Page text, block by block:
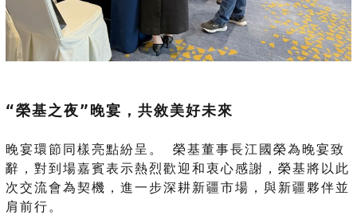
“榮基之夜”晚宴，共敘美好未來
晚宴環節同樣亮點紛呈。 榮基董事長江國榮為晚宴致
辭，對到場嘉賓表示熱烈歡迎和衷心感謝，榮基將以此
次交流會為契機，進一步深耕新疆市場，與新疆夥伴並
肩前行。